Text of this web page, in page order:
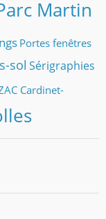
Martin
Portes fenêtres
sol Sérigraphies
Cardinet-